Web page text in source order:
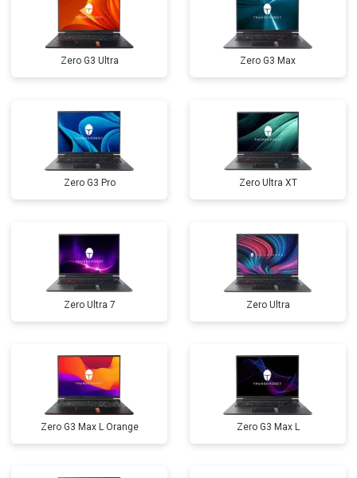
Замена оперативной памяти от 1100 ₽ Заказать
Прошивка BIOS от 1500 ₽ Заказать
Замена северного моста от 3500 ₽
Zero G3 Ultra Zero G3 Max
Zero G3 Pro Zero Ultra XT
Zero Ultra 7 Zero Ultra
Zero G3 Max L Orange Zero G3 Max L